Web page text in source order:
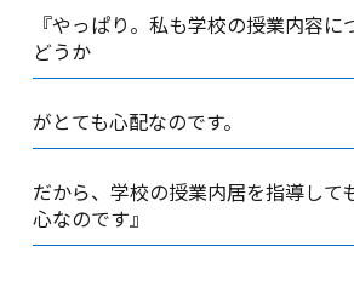
『やっぱり。私も学校の授業内容
どうか
がとても心配なのです。
だから、学校の授業内居を指導して
心なのです』